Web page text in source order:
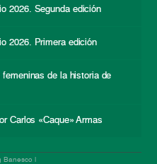
2026. Segunda edición
2026. Primera edición
de la historia de
Carlos «Caque» Armas
|